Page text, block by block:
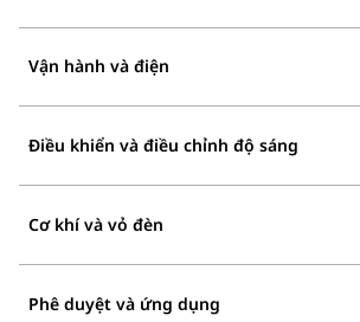
Vận hành và điện
Điều khiển và điều chỉnh độ sáng
Cơ khí và vỏ đèn
Phê duyệt và ứng dụng